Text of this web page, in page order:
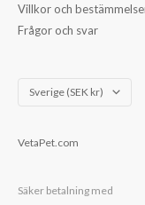
Villkor och
Frågor och svar
Land/Region Sverige (SEK kr)
VetaPet.com
Säker betalning med